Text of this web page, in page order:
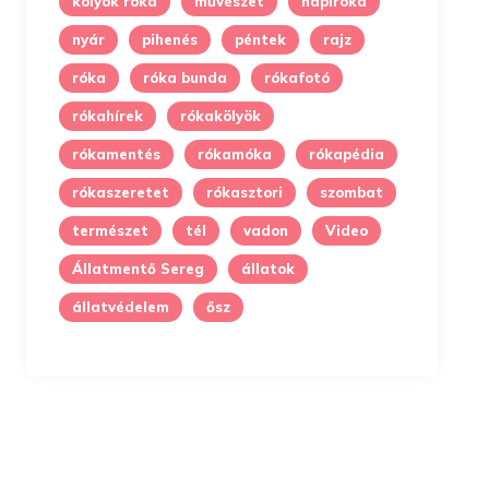
nyár pihenés péntek rajz
róka róka bunda rókafotó
rókahírek rókakölyök
rókamentés rókamóka rókapédia
rókaszeretet rókasztori szombat
természet tél vadon Video
Állatmentő Sereg állatok
állatvédelem ősz